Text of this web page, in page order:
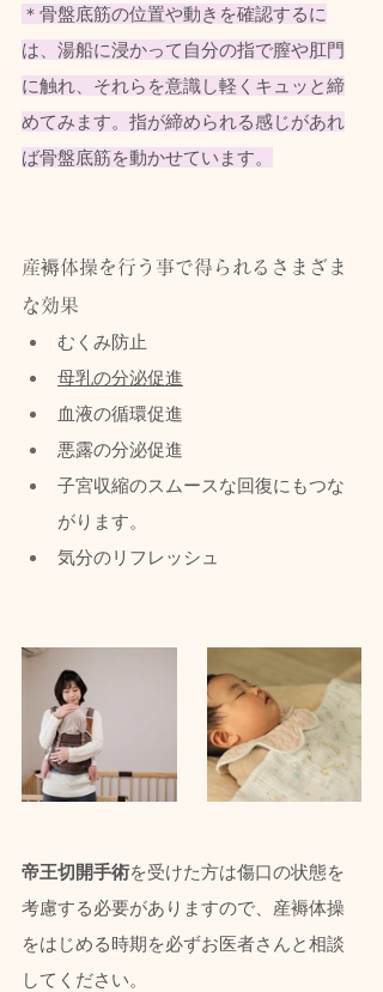
＊骨盤底筋の位置や動きを確認するに
は、湯船に浸かって自分の指で膣や肛門
に触れ、それらを意識し軽くキュッと締
めてみます。指が締められる感じがあれ
ば骨盤底筋を動かせています。
産褥体操を行う事で得られるさまざま
な効果
むくみ防止
母乳の分泌促進
血液の循環促進
悪露の分泌促進
子宮収縮のスムースな回復にもつな
がります。
気分のリフレッシュ
帝王切開手術を受けた方は傷口の状態を
考慮する必要がありますので、産褥体操
をはじめる時期を必ずお医者さんと相談
してください。